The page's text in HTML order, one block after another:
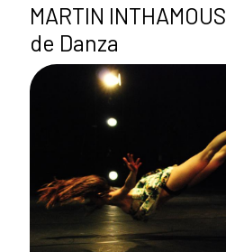
MARTIN
de Danza